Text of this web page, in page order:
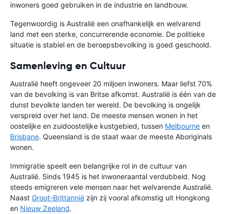
inwoners goed gebruiken in de industrie en landbouw.
Tegenwoordig is Australië een onafhankelijk en welvarend
land met een sterke, concurrerende economie. De politieke
situatie is stabiel en de beroepsbevolking is goed geschoold.
Samenleving en Cultuur
Australië heeft ongeveer 20 miljoen inwoners. Maar liefst 70%
van de bevolking is van Britse afkomst. Australië is één van de
dunst bevolkte landen ter wereld. De bevolking is ongelijk
verspreid over het land. De meeste mensen wonen in het
oostelijke en zuidoostelijke kustgebied, tussen Melbourne en
Brisbane. Queensland is de staat waar de meeste Aboriginals
wonen.
Immigratie speelt een belangrijke rol in de cultuur van
Australië. Sinds 1945 is het inwoneraantal verdubbeld. Nog
steeds emigreren vele mensen naar het welvarende Australië.
Naast Groot-Brittannië zijn zij vooral afkomstig uit Hongkong
en Nieuw Zeeland.